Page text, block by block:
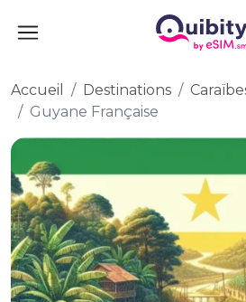
Accueil Destinations
Guyane Française